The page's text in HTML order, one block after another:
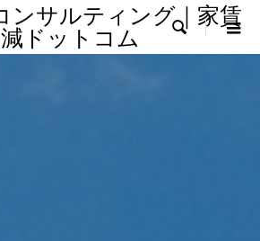
ンサルティング｜家賃
ドットコム
